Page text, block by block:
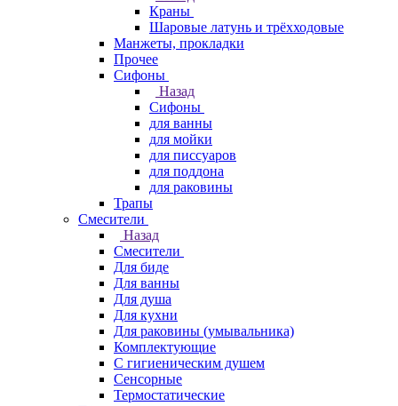
Краны
Шаровые латунь и трёхходовые
Манжеты, прокладки
Прочее
Сифоны
Назад
Сифоны
для ванны
для мойки
для писсуаров
для поддона
для раковины
Трапы
Смесители
Назад
Смесители
Для биде
Для ванны
Для душа
Для кухни
Для раковины (умывальника)
Комплектующие
С гигиеническим душем
Сенсорные
Термостатические